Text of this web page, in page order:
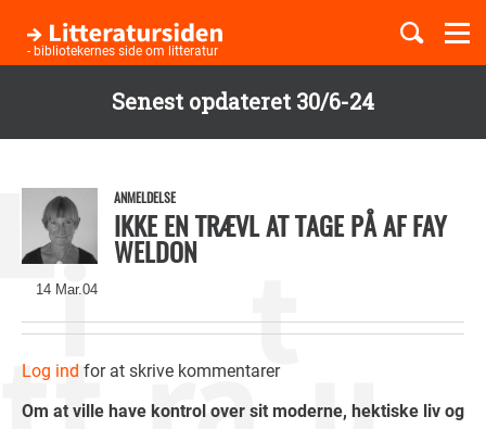
Senest opdateret 30/6-24
hovedindhold
- bibliotekernes side om litteratur
Børnebøger
14 Mar.04
ANMELDELSE
IKKE EN TRÆVL AT TAGE PÅ AF FAY
WELDON
Log ind for at skrive kommentarer
Om at ville have kontrol over sit moderne, hektiske liv og